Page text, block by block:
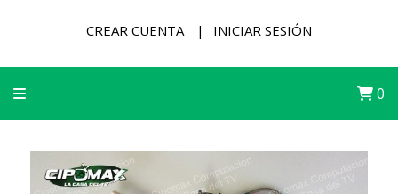
CREAR CUENTA INICIAR SESIÓN
0